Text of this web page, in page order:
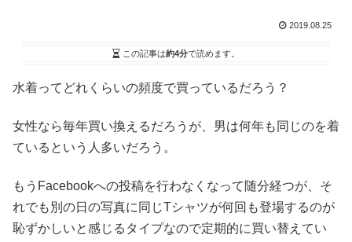
2019.08.25
この記事は約4分で読めます。
水着ってどれくらいの頻度で買っているだろう？
女性なら毎年買い換えるだろうが、男は何年も同じのを着
ているという人多いだろう。
もうFacebookへの投稿を行わなくなって随分経つが、そ
れでも別の日の写真に同じTシャツが何回も登場するのが
恥ずかしいと感じるタイプなので定期的に買い替えてい